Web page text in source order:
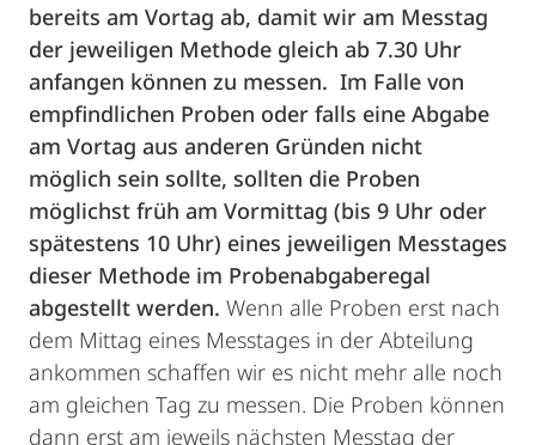
bereits am Vortag ab, damit wir am Messtag
der jeweiligen Methode gleich ab 7.30 Uhr
anfangen können zu messen. Im Falle von
empfindlichen Proben oder falls eine Abgabe
am Vortag aus anderen Gründen nicht
möglich sein sollte, sollten die Proben
möglichst früh am Vormittag (bis 9 Uhr oder
spätestens 10 Uhr) eines jeweiligen Messtages
dieser Methode im Probenabgaberegal
abgestellt werden. Wenn alle Proben erst nach
dem Mittag eines Messtages in der Abteilung
ankommen schaffen wir es nicht mehr alle noch
am gleichen Tag zu messen. Die Proben können
dann erst am jeweils nächsten Messtag der